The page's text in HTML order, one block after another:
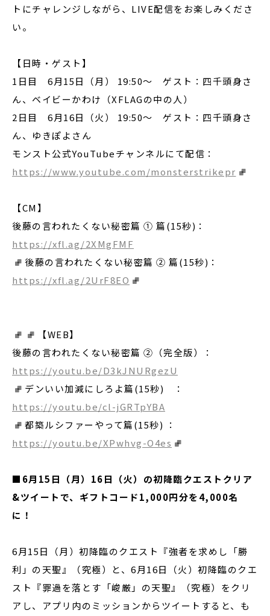
トにチャレンジしながら、LIVE配信をお楽しみくださ
い。
【日時・ゲスト】
1日目 6月15日（月） 19:50〜 ゲスト：四千頭身さ
ん、ベイビーかわけ（XFLAGの中の人）
2日目 6月16日（火） 19:50〜 ゲスト：四千頭身さ
ん、ゆきぽよさん
モンスト公式YouTubeチャンネルにて配信：
https://www.youtube.com/monsterstrikepr
【CM】
後藤の言われたくない秘密篇 ① 篇(15秒)：
https://xfl.ag/2XMgFMF
後藤の言われたくない秘密篇 ② 篇(15秒)：
https://xfl.ag/2UrF8EO
【WEB】
後藤の言われたくない秘密篇 ②（完全版）：
https://youtu.be/D3kJNURgezU
デンいい加減にしろよ篇(15秒) ：
https://youtu.be/cl-jGRTpYBA
都築ルシファーやって篇(15秒) ：
https://youtu.be/XPwhvg-O4es
■ 6月15日（月）16日（火）の初降臨クエストクリア
&ツイートで、ギフトコード1,000円分を4,000名
に！
6月15日（月）初降臨のクエスト『強者を求めし「勝
利」の天聖』（究極）と、6月16日（火）初降臨のクエ
スト『罪過を落とす「峻厳」の天聖』（究極）をクリ
アし、アプリ内のミッションからツイートすると、も